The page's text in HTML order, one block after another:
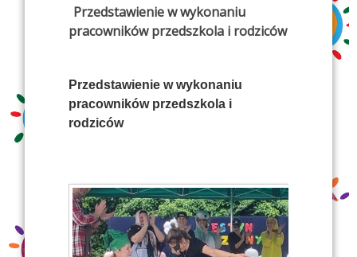
Przedstawienie w wykonaniu
pracowników przedszkola i rodziców
Przedstawienie w wykonaniu
pracowników przedszkola i
rodziców